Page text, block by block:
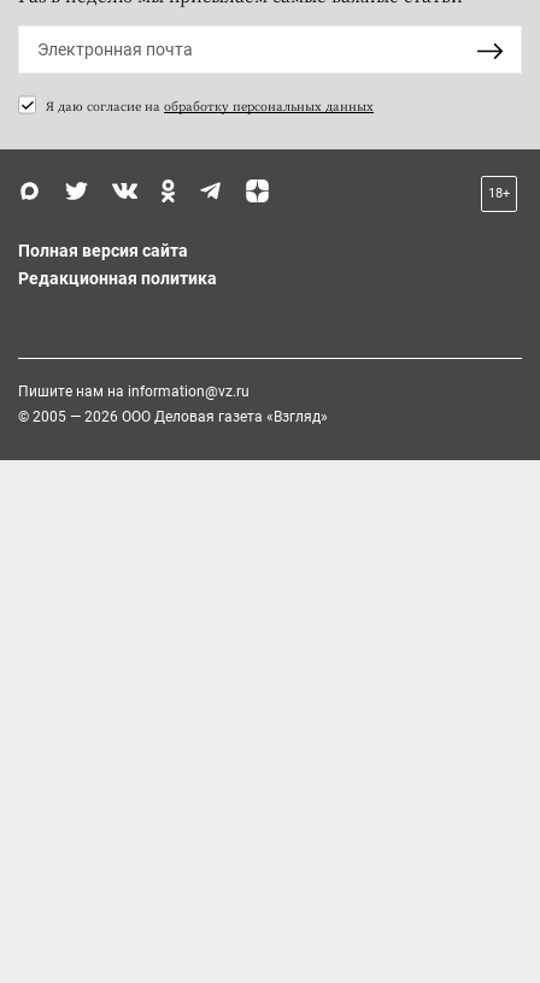
Я даю согласие на обработку персональных данных
18+
Полная версия сайта
Редакционная политика
Пишите нам на information@vz.ru
© 2005 — 2026 ООО Деловая газета «Взгляд»